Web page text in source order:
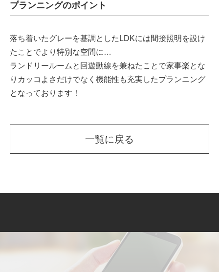
プランニングのポイント
落ち着いたグレーを基調としたLDKには間接照明を設け
たことでより特別な空間に…
ランドリールームと回遊動線を兼ねたことで家事楽とな
りカッコよさだけでなく機能性も充実したプランニング
となっております！
一覧に戻る